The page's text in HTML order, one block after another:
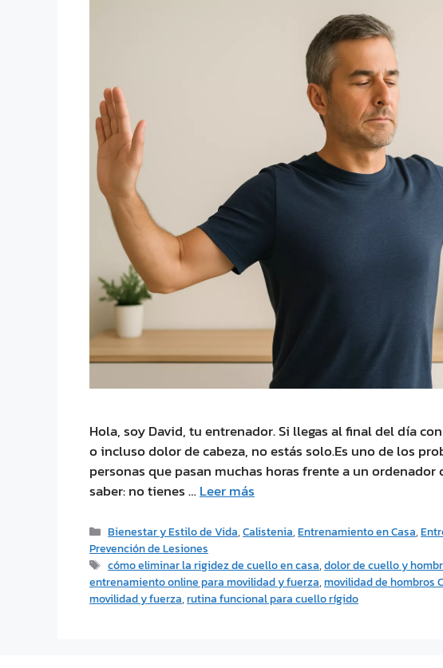
Hola, soy David, tu entrenador. Si llegas al final del día
o incluso dolor de cabeza, no estás solo.Es uno de los
personas que pasan muchas horas frente a un
saber: no tienes … Leer más
Bienestar y Estilo de Vida,Calistenia,Entrenamiento en Casa,
Prevención de Lesiones
cómo eliminar la rigidez de cuello en casa,dolor de cuello y
entrenamiento online para movilidad y fuerza,movilidad de hombros
movilidad y fuerza,rutina funcional para cuello rígido